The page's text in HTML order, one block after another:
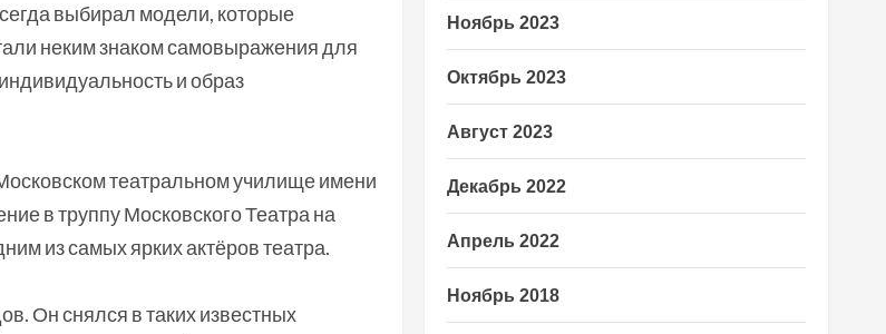
выбирал модели, которые
неким знаком самовыражения для
и образ
театральном училище имени
в труппу Московского Театра на
из самых ярких актёров театра.
Он снялся в таких известных
Ноябрь 2023
Октябрь 2023
Август 2023
Декабрь 2022
Апрель 2022
Ноябрь 2018